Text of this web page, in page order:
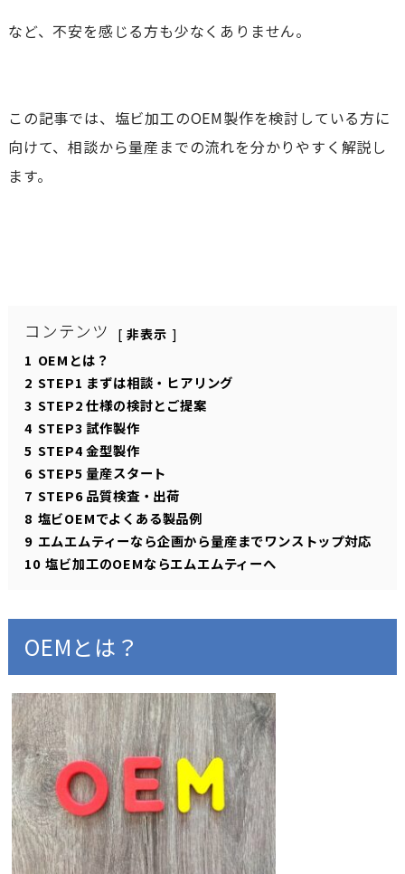
など、不安を感じる方も少なくありません。
この記事では、塩ビ加工のOEM製作を検討している方に
向けて、相談から量産までの流れを分かりやすく解説し
ます。
コンテンツ 非表示
1 OEMとは？
2 STEP1 まずは相談・ヒアリング
3 STEP2 仕様の検討とご提案
4 STEP3 試作製作
5 STEP4 金型製作
6 STEP5 量産スタート
7 STEP6 品質検査・出荷
8 塩ビOEMでよくある製品例
9 エムエムティーなら企画から量産までワンストップ対応
10 塩ビ加工のOEMならエムエムティーへ
OEMとは？